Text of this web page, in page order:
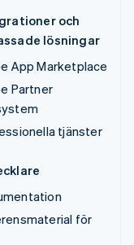
och
lösningar
App Marketplace
Partner
tjänster
för